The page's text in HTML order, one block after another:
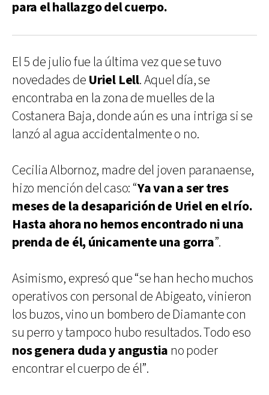
para el hallazgo del cuerpo.
El 5 de julio fue la última vez que se tuvo
novedades de Uriel Lell. Aquel día, se
encontraba en la zona de muelles de la
Costanera Baja, donde aún es una intriga si se
lanzó al agua accidentalmente o no.
Cecilia Albornoz, madre del joven paranaense,
hizo mención del caso: “Ya van a ser tres
meses de la desaparición de Uriel en el río.
Hasta ahora no hemos encontrado ni una
prenda de él, únicamente una gorra”.
Asimismo, expresó que “se han hecho muchos
operativos con personal de Abigeato, vinieron
los buzos, vino un bombero de Diamante con
su perro y tampoco hubo resultados. Todo eso
nos genera duda y angustia no poder
encontrar el cuerpo de él”.